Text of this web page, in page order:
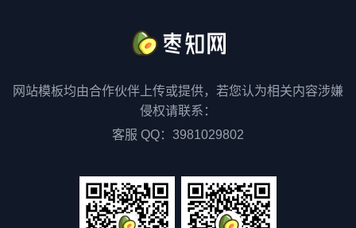
网站模板均由合作伙伴上传或提供，若您认为相关内容涉嫌
侵权请联系：
客服 QQ：3981029802